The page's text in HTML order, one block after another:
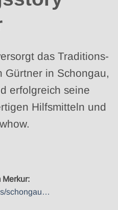
das Traditions-
Gürtner in Schongau,
erfolgreich seine
Hilfsmitteln und
Merkur:
schongau…